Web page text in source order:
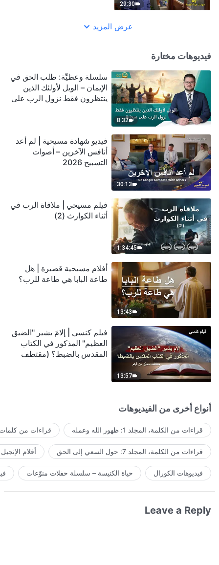
29:30
عرض المزيد
فيديوهات مختارة
8:32
سلسلة وعظيِّة: طلب الحق في
الإيمان – الويل لأولئك الذين
ينتظرون فقط نزول الرب على
30:13
فيديو شهادة مسيحية | لم أعد
أنافس الآخرين – أصوات
التسبيح 2026
1:34:45
فيلم مسيحي | ملاقاة الرب في
أثناء الكوارث (2)
13:43
أفلام مسيحية قصيرة | هل
طاعة البابا هي طاعة للرب؟
13:57
فيلم كنسي | إلامَ يشير "الضيق
العظيم" المذكور في الكتاب
المقدس بالضبط؟ (مقتطف
أنواع أخرى من الفيديوهات
قراءات من الكلمة، المجلد 1: ظهور الله وعمله قراءات من كلمات
قراءات من الكلمة، المجلد 7: حول السعي إلى الحق أفلام الإنجيل
فيديوهات الكورال حياة الكنيسة – سلسلة حفلات منوّعات
Leave a Reply